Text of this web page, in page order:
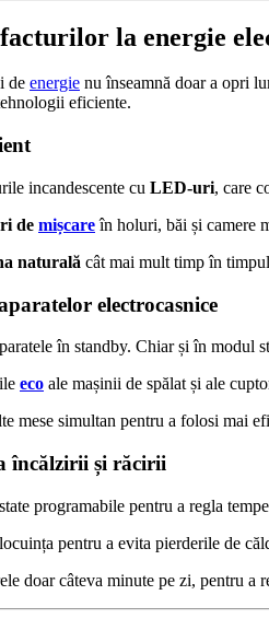
la energie
de energie nu înseamnă doar a opri
eficiente.
incandescente cu LED-uri, care
de mișcareîn holuri, băi și camere
naturală cât mai mult timp în
electrocasnice
în standby. Chiar și în modul
eco ale mașinii de spălat și ale
mese simultan pentru a folosi mai
încălzirii și răcirii
programabile pentru a regla
pentru a evita pierderile de
doar câteva minute pe zi, pentru a